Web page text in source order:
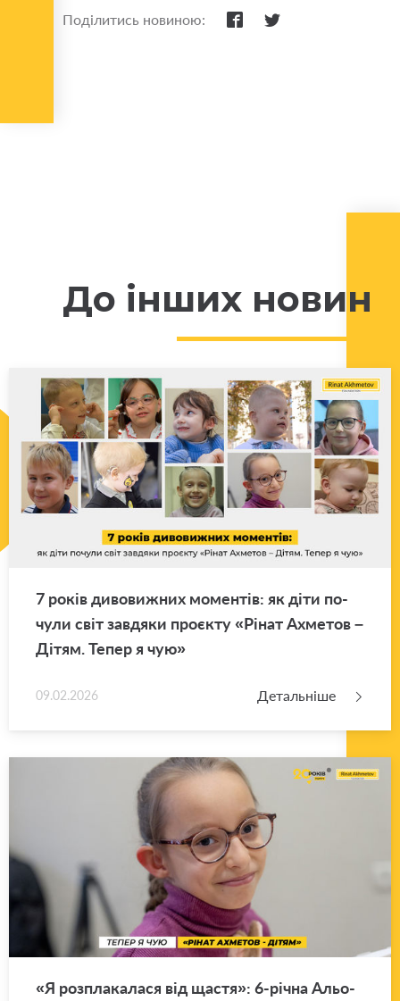
Поділитись новиною:
До інших новин
7 років ди­во­ви­жних мо­мен­тів: як діти по­
чу­ли світ зав­дя­ки про­є­кту «Рінат Ахме­тов –
Дітям. Тепер я чую»
09.02.2026 Детальніше
«Я роз­пла­ка­ла­ся від щастя»: 6-річна Альо­